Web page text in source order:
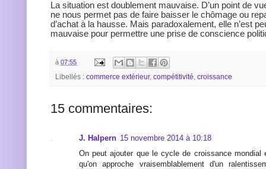
La situation est doublement mauvaise. D’un point de
ne nous permet pas de faire baisser le chômage ou
d’achat à la hausse. Mais paradoxalement, elle n’est
mauvaise pour permettre une prise de conscience
à 07:55
Libellés : commerce extérieur, compétitivité, croissance
15 commentaires:
J. Halpern 15 novembre 2014 à 10:18
On peut ajouter que le cycle de croissance mondial
qu'on approche vraisemblablement d'un